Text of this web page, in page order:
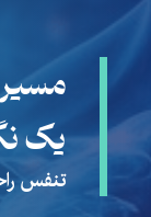
یک
تنفس